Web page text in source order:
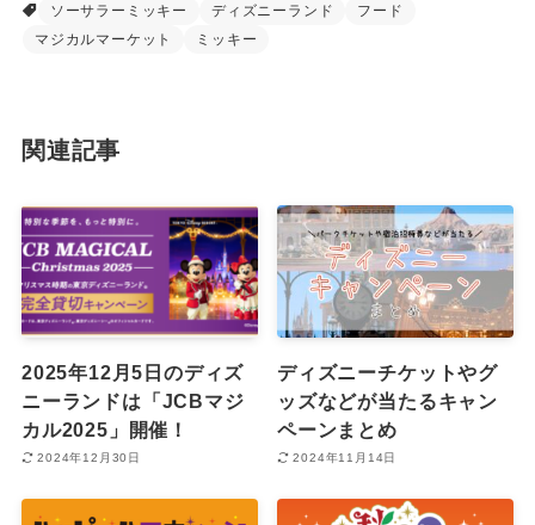
ソーサラーミッキー
ディズニーランド
フード
マジカルマーケット
ミッキー
関連記事
2025年12月5日のディズ
ニーランドは「JCBマジ
カル2025」開催！
2024年12月30日
ディズニーチケットやグ
ッズなどが当たるキャン
ペーンまとめ
2024年11月14日